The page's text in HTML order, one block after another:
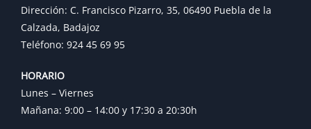
Dirección: C. Francisco Pizarro, 35, 06490 Puebla de la
Calzada, Badajoz
Teléfono: 924 45 69 95
HORARIO
Lunes – Viernes
Mañana: 9:00 – 14:00 y 17:30 a 20:30h